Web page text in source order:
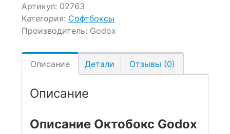
Артикул: 02763
Категория: Софтбоксы
Производитель: Godox
Описание Детали Отзывы (0)
Описание
Описание Октобокс Godox